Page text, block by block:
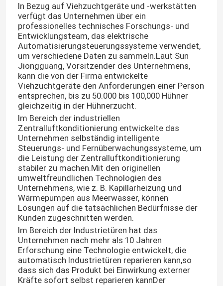
In Bezug auf Viehzuchtgeräte und -werkstätten
verfügt das Unternehmen über ein
professionelles technisches Forschungs- und
Entwicklungsteam, das elektrische
Automatisierungsteuerungssysteme verwendet,
um verschiedene Daten zu sammeln.Laut Sun
Jiongguang, Vorsitzender des Unternehmens,
kann die von der Firma entwickelte
Viehzuchtgeräte den Anforderungen einer Person
entsprechen, bis zu 50.000 bis 100,000 Hühner
gleichzeitig in der Hühnerzucht.
Im Bereich der industriellen
Zentralluftkonditionierung entwickelte das
Unternehmen selbständig intelligente
Steuerungs- und Fernüberwachungssysteme, um
die Leistung der Zentralluftkonditionierung
stabiler zu machen.Mit den originellen
umweltfreundlichen Technologien des
Unternehmens, wie z. B. Kapillarheizung und
Wärmepumpen aus Meerwasser, können
Lösungen auf die tatsächlichen Bedürfnisse der
Kunden zugeschnitten werden.
Im Bereich der Industrietüren hat das
Unternehmen nach mehr als 10 Jahren
Erforschung eine Technologie entwickelt, die
automatisch Industrietüren reparieren kann,so
dass sich das Produkt bei Einwirkung externer
Kräfte sofort selbst reparieren kannDer